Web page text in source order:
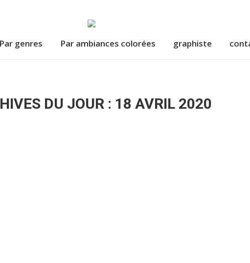
Par genres Par ambiances colorées graphiste
DU JOUR : 18 AVRIL 2020